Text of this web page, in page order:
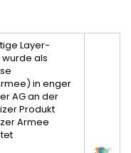
Layer-
als
in enger
AG an der
Produkt
Armee